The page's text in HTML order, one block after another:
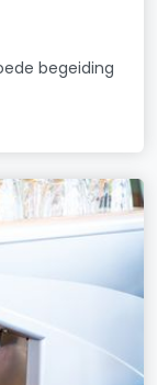
begeiding